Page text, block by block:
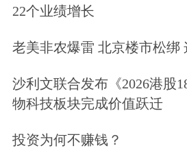
理想汽车、
方涨超4%，富途控股
2%， 哔哩哔哩 金山云
1%，京东、唯品会、
上涨。
22个业绩增长
老美非农爆雷 北京楼市松绑
沙利文联合发布《2026港股
物科技板块完成价值跃迁
投资为何不赚钱？